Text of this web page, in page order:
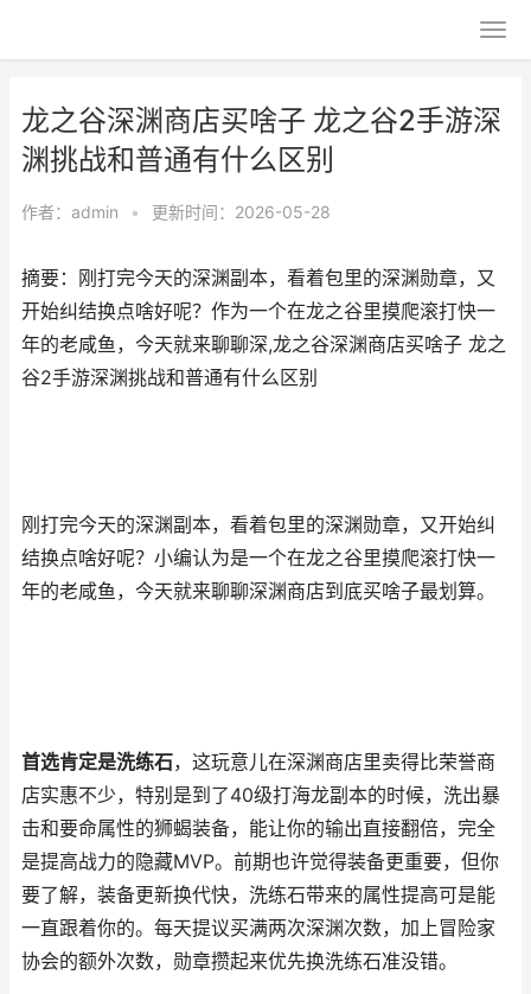
龙之谷深渊商店买啥子 龙之谷2手游深
渊挑战和普通有什么区别
作者： admin • 更新时间：2026-05-28
摘要：刚打完今天的深渊副本，看着包里的深渊勋章，又
开始纠结换点啥好呢？作为一个在龙之谷里摸爬滚打快一
年的老咸鱼，今天就来聊聊深,龙之谷深渊商店买啥子 龙之
谷2手游深渊挑战和普通有什么区别
刚打完今天的深渊副本，看着包里的深渊勋章，又开始纠
结换点啥好呢？小编认为是一个在龙之谷里摸爬滚打快一
年的老咸鱼，今天就来聊聊深渊商店到底买啥子最划算。
首选肯定是洗练石，这玩意儿在深渊商店里卖得比荣誉商
店实惠不少，特别是到了40级打海龙副本的时候，洗出暴
击和要命属性的狮蝎装备，能让你的输出直接翻倍，完全
是提高战力的隐藏MVP。前期也许觉得装备更重要，但你
要了解，装备更新换代快，洗练石带来的属性提高可是能
一直跟着你的。每天提议买满两次深渊次数，加上冒险家
协会的额外次数，勋章攒起来优先换洗练石准没错。